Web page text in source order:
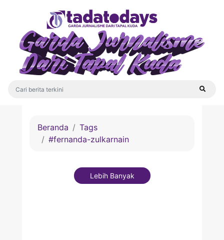
Beranda
Tags
#fernanda-zulkarnain
Lebih Banyak